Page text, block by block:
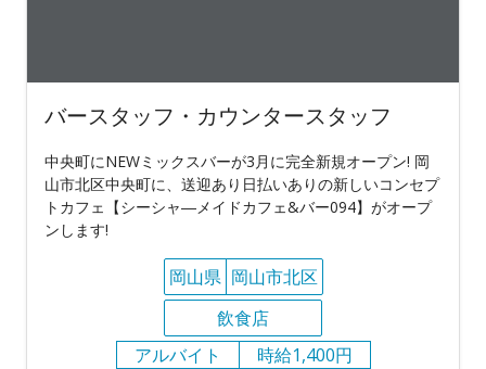
バースタッフ・カウンタースタッフ
中央町にNEWミックスバーが3月に完全新規オープン! 岡
山市北区中央町に、送迎あり日払いありの新しいコンセプ
トカフェ【シーシャ―メイドカフェ&バー094】がオープ
ンします!
岡山県 岡山市北区
飲食店
アルバイト
時給1,400円